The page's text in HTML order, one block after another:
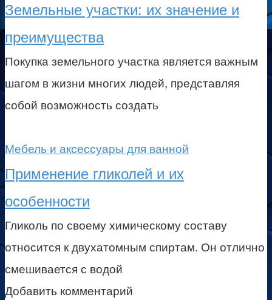
Земельные участки: их значение и
преимущества
Покупка земельного участка является важным
шагом в жизни многих людей, представляя
собой возможность создать
Мебель и аксессуары для ванной
Применение гликолей и их
особенности
Гликоль по своему химическому составу
относится к двухатомным спиртам. Он отлично
смешивается с водой
Добавить комментарий